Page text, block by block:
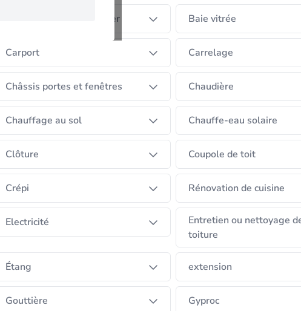
Aménagement du grenier Baie vitrée
Carport Carrelage
Châssis portes et fenêtres Chaudière
Chauffage au sol Chauffe-eau solaire
Clôture Coupole de toit
Crépi Rénovation de cuisine
Electricité
Entretien ou nettoyage
toiture
Étang extension
Gouttière Gyproc